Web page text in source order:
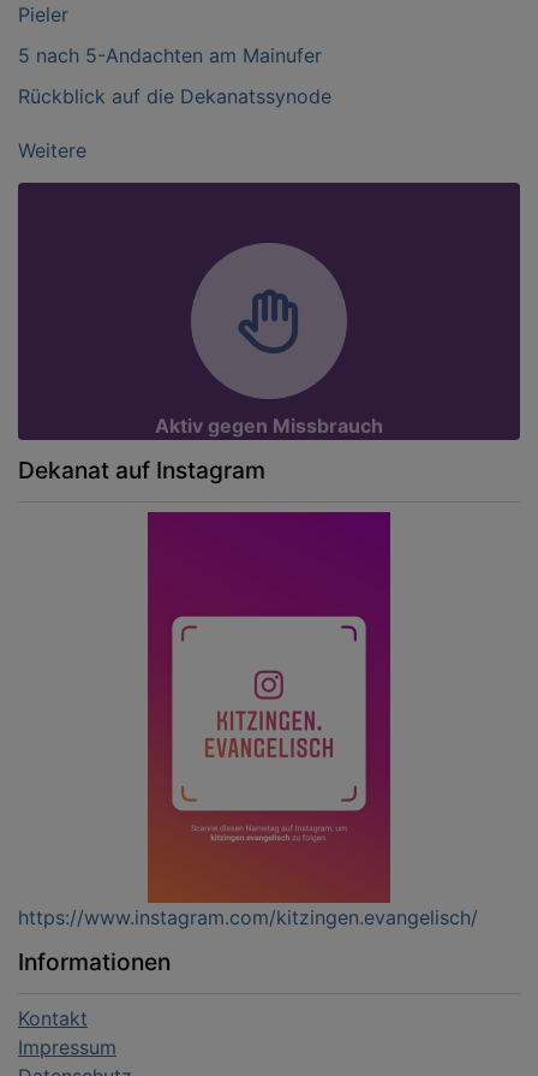
Pieler
5 nach 5-Andachten am Mainufer
Rückblick auf die Dekanatssynode
Weitere
Aktiv gegen Missbrauch
Dekanat auf Instagram
https://www.instagram.com/kitzingen.evangelisch/
Informationen
Kontakt
Impressum